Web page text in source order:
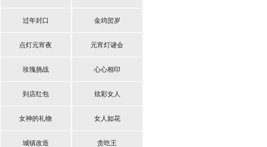
过年封口 金鸡贺岁
点灯元宵夜 元宵灯谜会
玫瑰挑战 心心相印
到店红包 炫彩女人
女神的礼物 女人如花
城镇改造 贪吃王